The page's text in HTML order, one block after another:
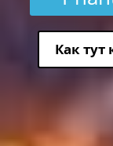
Как тут